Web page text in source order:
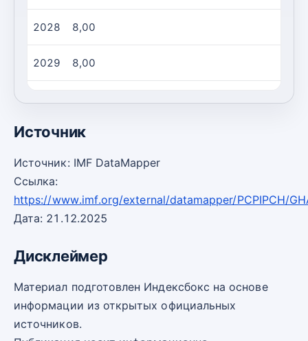
2028 8,00
2029 8,00
Источник
Источник: IMF DataMapper
Ссылка:
https://www.imf.org/external/datamapper/PCPIPCH/
Дата: 21.12.2025
Дисклеймер
Материал подготовлен Индексбокс на основе
информации из открытых официальных
источников.